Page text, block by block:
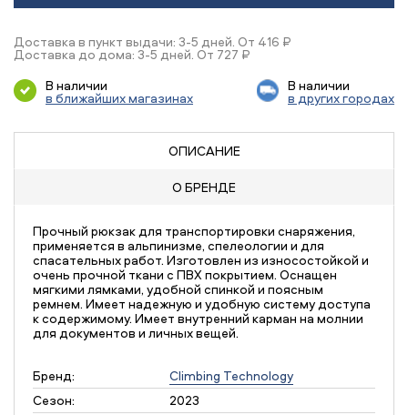
Доставка в пункт выдачи: 3-5 дней. От 416 ₽
Доставка до дома: 3-5 дней. От 727 ₽
В наличии
в ближайших магазинах
В наличии
в других городах
ОПИСАНИЕ
О БРЕНДЕ
Прочный рюкзак для транспортировки снаряжения,
применяется в альпинизме, спелеологии и для
спасательных работ. Изготовлен из износостойкой и
очень прочной ткани с ПВХ покрытием. Оснащен
мягкими лямками, удобной спинкой и поясным
ремнем. Имеет надежную и удобную систему доступа
к содержимому. Имеет внутренний карман на молнии
для документов и личных вещей.
Бренд:
Climbing Technology
Сезон:
2023